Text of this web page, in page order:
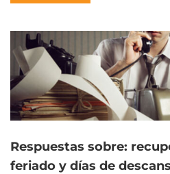
TODO
LO
QUE
DEBE
SABER
SOBRE
EL
COMO
ACCIDENTE
Respuestas sobre:
feriado y días de